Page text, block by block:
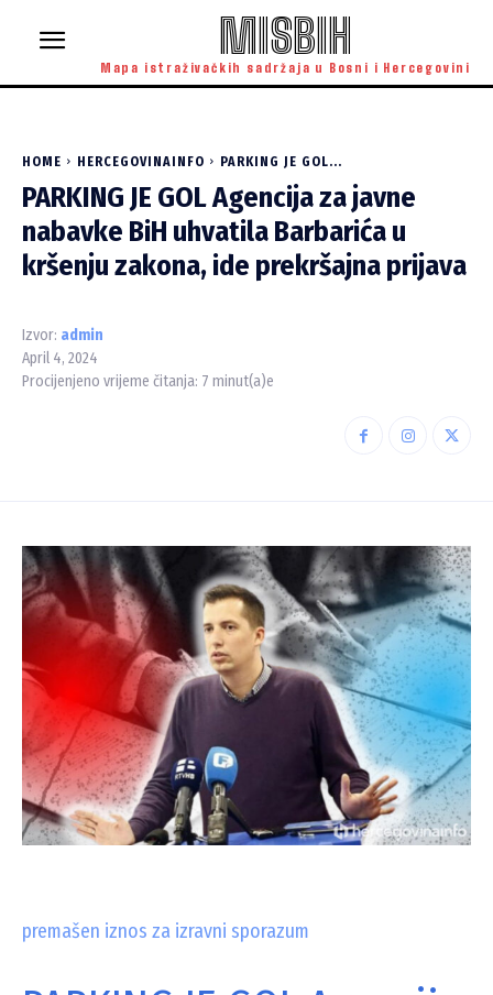
MISBIH
Mapa istraživačkih sadržaja u Bosni i Hercegovini
HOME HERCEGOVINAINFO PARKING JE GOL...
PARKING JE GOL Agencija za javne
nabavke BiH uhvatila Barbarića u
kršenju zakona, ide prekršajna prijava
Izvor: admin
April 4, 2024
Procijenjeno vrijeme čitanja: 7 minut(a)e
premašen iznos za izravni sporazum